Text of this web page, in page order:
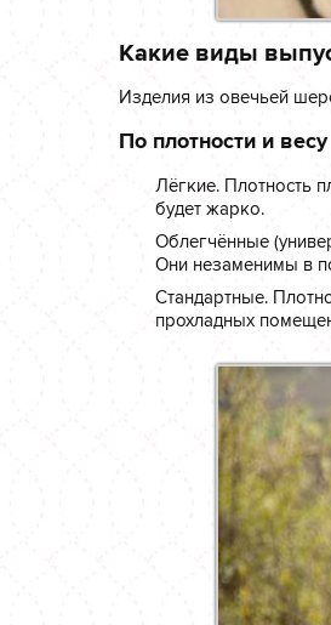
Какие виды
Изделия из овечьей
По плотности и весу
Лёгкие. Плотность
будет жарко.
Облегчённые
Они незаменимы в
Стандартные.
прохладных